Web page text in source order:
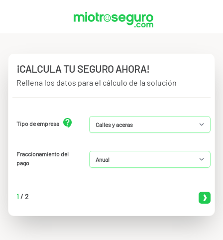
¡CALCULA TU SEGURO AHORA!
Rellena los datos para el cálculo de la solución
Tipo de empresa
Fraccionamiento del
pago
1/ 2